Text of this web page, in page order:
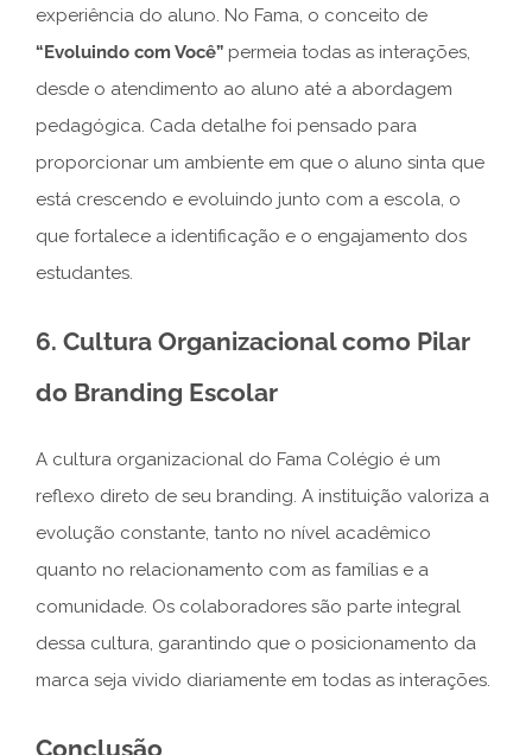
experiência do aluno. No Fama, o conceito de
“Evoluindo com Você”permeia todas as interações,
desde o atendimento ao aluno até a abordagem
pedagógica. Cada detalhe foi pensado para
proporcionar um ambiente em que o aluno sinta que
está crescendo e evoluindo junto com a escola, o
que fortalece a identificação e o engajamento dos
estudantes.
6. Cultura Organizacional como Pilar
do Branding Escolar
A cultura organizacional do Fama Colégio é um
reflexo direto de seu branding. A instituição valoriza a
evolução constante, tanto no nível acadêmico
quanto no relacionamento com as famílias e a
comunidade. Os colaboradores são parte integral
dessa cultura, garantindo que o posicionamento da
marca seja vivido diariamente em todas as interações.
Conclusão